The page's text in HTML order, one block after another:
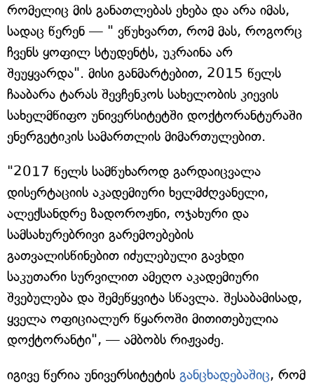
რომელიც მის განათლებას ეხება და არა იმას,
სადაც წერენ — " ვწუხვართ, რომ მას, როგორც
ჩვენს ყოფილ სტუდენტს, უკრაინა არ
შეუყვარდა". მისი განმარტებით, 2015 წელს
ჩააბარა ტარას შევჩენკოს სახელობის კიევის
სახელმწიფო უნივერსიტეტში დოქტორანტურაში
ენერგეტიკის სამართლის მიმართულებით.
"2017 წელს სამწუხაროდ გარდაიცვალა
დისერტაციის აკადემიური ხელმძღვანელი,
ალექსანდრე ზადოროჟნი, ოჯახური და
სამსახურებრივი გარემოებების
გათვალისწინებით იძულებული გავხდი
საკუთარი სურვილით ამეღო აკადემიური
შვებულება და შემეწყვიტა სწავლა. შესაბამისად,
ყველა ოფიციალურ წყაროში მითითებულია
დოქტორანტი", — ამბობს რიჟვაძე.
იგივე წერია უნივერსიტეტის განცხადებაშიც, რომ